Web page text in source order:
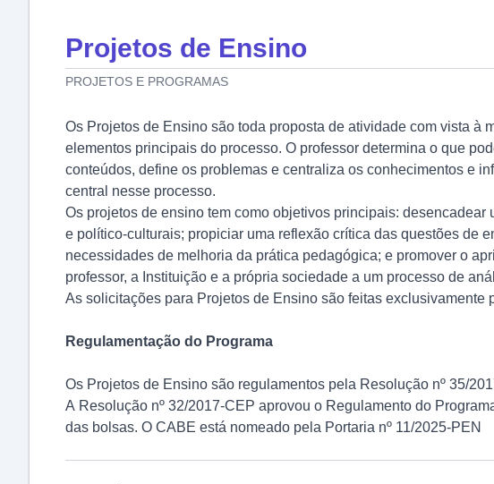
Projetos de Ensino
PROJETOS E PROGRAMAS
Os Projetos de Ensino são toda proposta de atividade com vista
elementos principais do processo. O professor determina o que
conteúdos, define os problemas e centraliza os conhecimentos e
central nesse processo.
Os projetos de ensino tem como objetivos principais:
e político-culturais; propiciar uma reflexão crítica das questões de
necessidades de melhoria da prática pedagógica; e promover o
professor, a Instituição e a própria sociedade a um processo de
As solicitações para Projetos de Ensino são feitas
Regulamentação do Programa
Os Projetos de Ensino são regulamentos pela Resolução nº 35/
A Resolução nº 32/2017-CEP aprovou o Regulamento do
das bolsas. O CABE está nomeado pela Portaria nº 11/2025-PEN